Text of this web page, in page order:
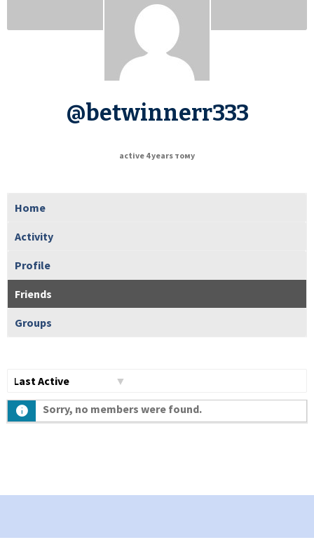
@betwinnerr333
active 4 years тому
Home
Activity
Profile
Friends
Groups
Sorry, no members were found.